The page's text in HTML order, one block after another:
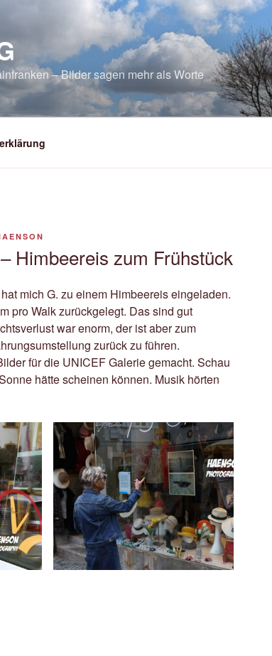
– Bilder sagen mehr als Worte
Himbeereis zum Frühstück
mich G. zu einem Himbeereis eingeladen.
pro Walk zurückgelegt. Das sind gut
war enorm, der ist aber zum
zurück zu führen.
für die UNICEF Galerie gemacht. Schau
hätte scheinen können. Musik hörten